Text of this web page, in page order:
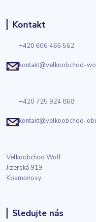
Kontakt
+420 606 466 562
kontakt@velkoobchod-
+420 725 924 868
kontakt@velkoobchod-
Velkoobchod Wolf
Jizerská 919
Kosmonosy
Sledujte nás